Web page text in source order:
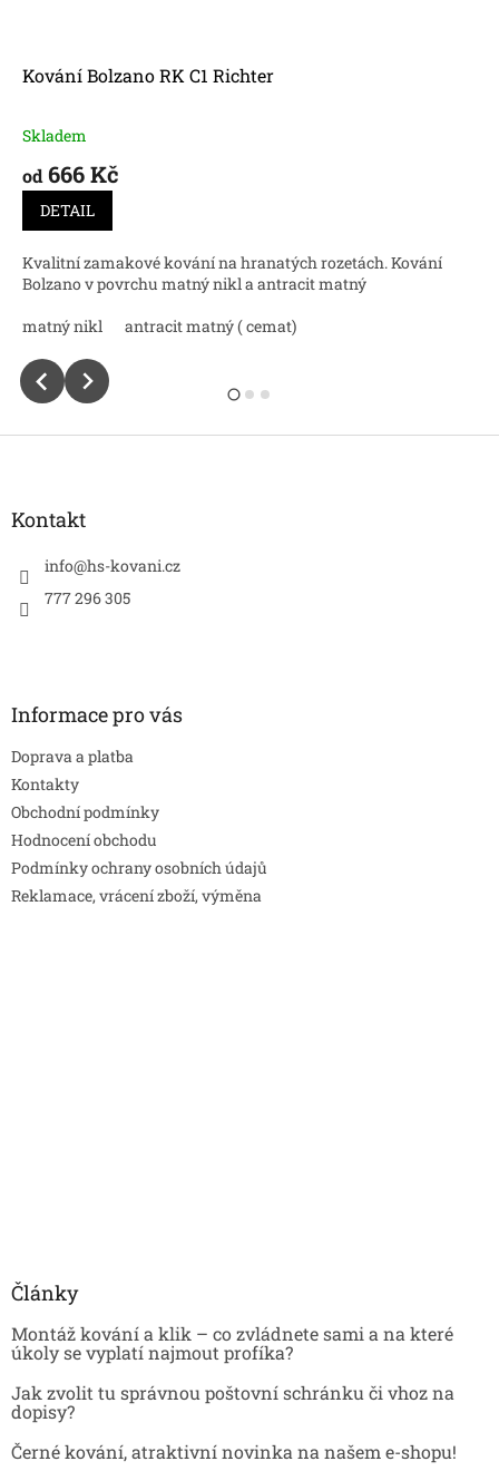
Kování Bolzano RK C1 Richter
Průměrné
produktu
5,0
5
hvězdiček.
Skladem
od 666 Kč
DETAIL
Kvalitní zamakové kování na hranatých rozetách. Kování
Bolzano v povrchu matný nikl a antracit matný
matný nikl
antracit matný ( cemat)
Z
Kontakt
info@hs-kovani.cz
777 296 305
Informace pro vás
Doprava a platba
Kontakty
Obchodní podmínky
Hodnocení obchodu
Podmínky ochrany osobních údajů
Reklamace, vrácení zboží, výměna
Články
Montáž kování a klik – co zvládnete sami a na které
úkoly se vyplatí najmout profíka?
Jak zvolit tu správnou poštovní schránku či vhoz na
dopisy?
Černé kování, atraktivní novinka na našem e-shopu!